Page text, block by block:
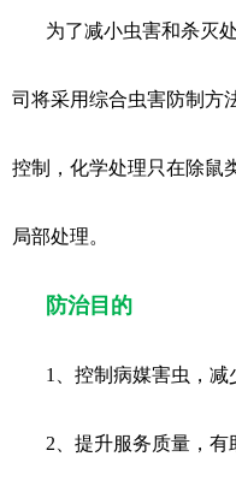
为了减小虫害和杀灭
司将采用综合虫害防制方
控制，化学处理只在除鼠
局部处理。
防治目的
1、控制病媒害虫，减
2、提升服务质量，